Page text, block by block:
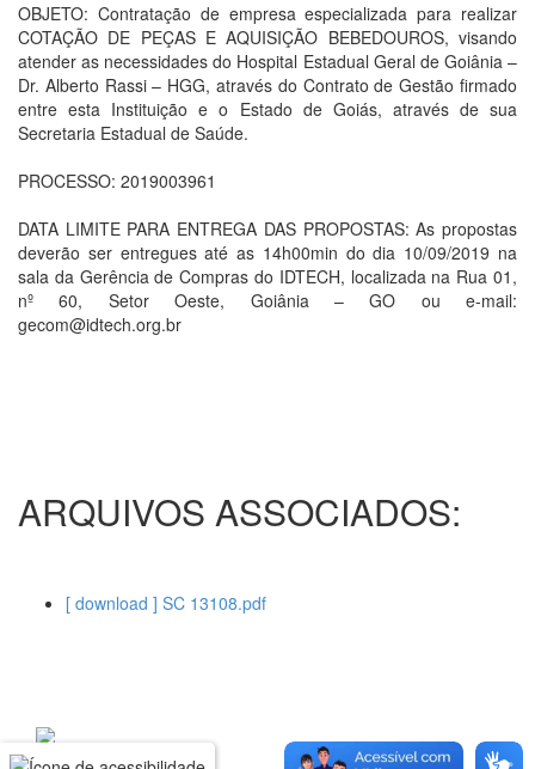
OBJETO: Contratação de empresa especializada para realizar
COTAÇÃO DE PEÇAS E AQUISIÇÃO BEBEDOUROS, visando
atender as necessidades do Hospital Estadual Geral de Goiânia –
Dr. Alberto Rassi – HGG, através do Contrato de Gestão firmado
entre esta Instituição e o Estado de Goiás, através de sua
Secretaria Estadual de Saúde.
PROCESSO: 2019003961
DATA LIMITE PARA ENTREGA DAS PROPOSTAS: As propostas
deverão ser entregues até as 14h00min do dia 10/09/2019 na
sala da Gerência de Compras do IDTECH, localizada na Rua 01,
nº 60, Setor Oeste, Goiânia – GO ou e-mail:
gecom@idtech.org.br
ARQUIVOS ASSOCIADOS:
[ download ] SC 13108.pdf